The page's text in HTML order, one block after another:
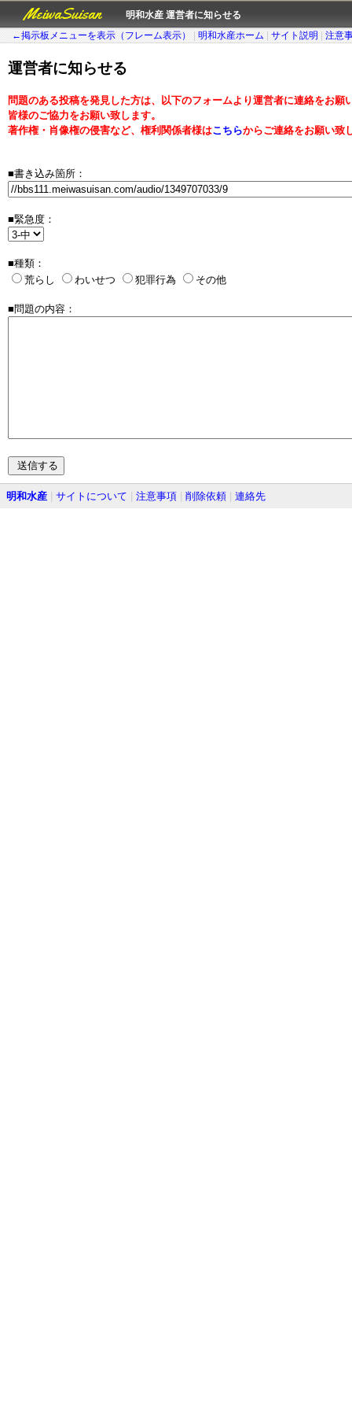
MeiwaSuisan
明和水産 運営者に知らせる
←掲示板メニューを表示（フレーム表示）
明和水産ホーム サイト説明 注意
運営者に知らせる
問題のある投稿を発見した方は、以下のフォームより運営者に連絡をお願
皆様のご協力をお願い致します。
著作権・肖像権の侵害など、権利関係者様はこちらからご連絡をお願い致
■書き込み箇所：
■緊急度：
■種類：
荒らし
わいせつ 犯罪行為 その他
■問題の内容：
明和水産 サイトについて 注意事項 削除依頼 連絡先